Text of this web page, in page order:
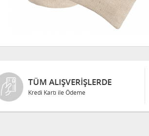
TÜM ALIŞVERIŞLERDE
Kredi Kartı ile Ödeme